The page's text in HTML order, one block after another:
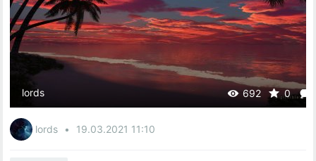
692 0
lords
lords 19.03.2021 11:10